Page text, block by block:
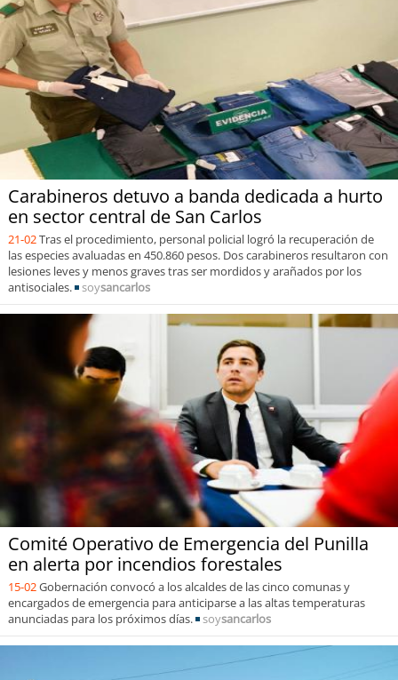
Carabineros detuvo a banda dedicada a hurto
en sector central de San Carlos
21-02Tras el procedimiento, personal policial logró la recuperación de
las especies avaluadas en 450.860 pesos. Dos carabineros resultaron con
lesiones leves y menos graves tras ser mordidos y arañados por los
antisociales.
soysancarlos
Comité Operativo de Emergencia del Punilla
en alerta por incendios forestales
15-02Gobernación convocó a los alcaldes de las cinco comunas y
encargados de emergencia para anticiparse a las altas temperaturas
anunciadas para los próximos días.
soysancarlos